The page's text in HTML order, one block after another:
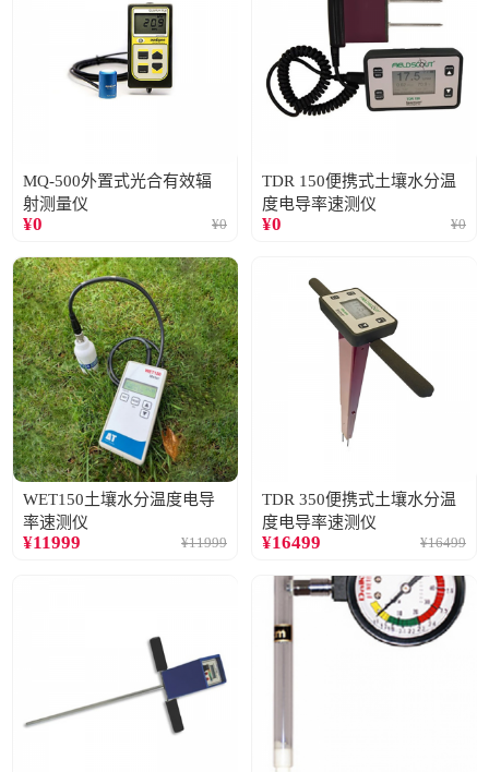
MQ-500外置式光合有效辐
射测量仪
¥0 ¥0
TDR 150便携式土壤水分温
度电导率速测仪
¥0 ¥0
WET150土壤水分温度电导
率速测仪
¥11999 ¥11999
TDR 350便携式土壤水分温
度电导率速测仪
¥16499 ¥16499